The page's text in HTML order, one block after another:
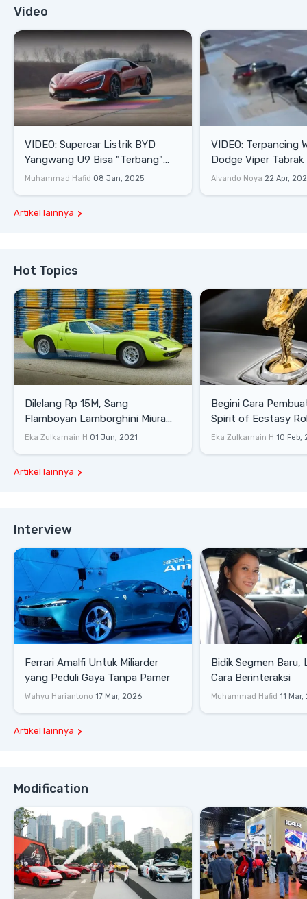
Video
VIDEO: Supercar Listrik BYD
Yangwang U9 Bisa "Terbang"
Lewati Rintangan
Muhammad Hafid 08 Jan, 2025
VIDEO: Terpancing
Dodge Viper Tabrak
Saat Burnout
Alvando Noya 22 Apr,
Artikel lainnya
Hot Topics
Dilelang Rp 15M, Sang
Flamboyan Lamborghini Miura
P400 S
Eka Zulkarnain H 01 Jun, 2021
Begini Cara
Spirit of Ecstasy
Eka Zulkarnain H 10 Feb,
Artikel lainnya
Interview
Ferrari Amalfi Untuk Miliarder
yang Peduli Gaya Tanpa Pamer
Wahyu Hariantono 17 Mar, 2026
Bidik Segmen Baru,
Cara Berinteraksi
Muhammad Hafid 11
Artikel lainnya
Modification